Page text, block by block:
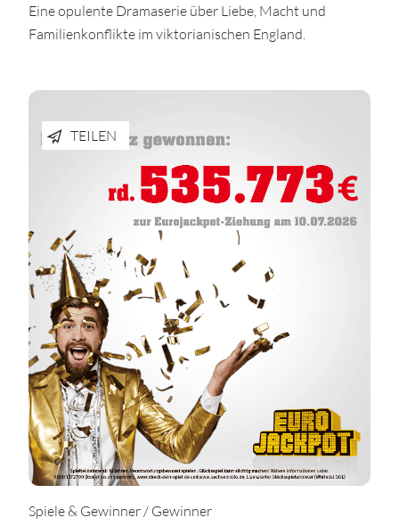
Eine opulente Dramaserie über Liebe, Macht und
Familienkonflikte im viktorianischen England.
TEILEN
Spiele & Gewinner / Gewinner